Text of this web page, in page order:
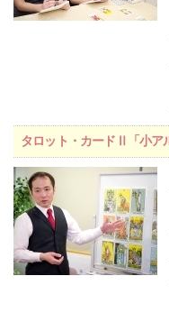
タロット・カードⅡ「小ア